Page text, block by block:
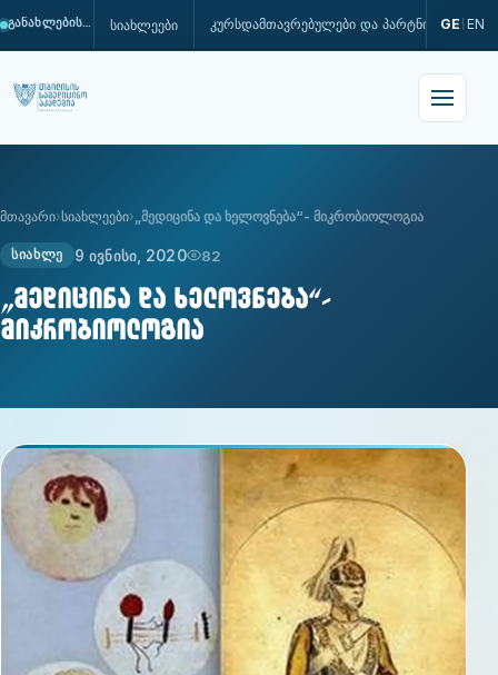
განახლების პროცესშია სიახლეები კურსდამთავრებულები და პარტნიორები
GE EN
მთავარი სიახლეები „მედიცინა და ხელოვნება“- მიკრობიოლოგია
ᲡᲘᲐᲮᲚᲔ 9 ივნისი, 2020 82
„მედიცინა და ხელოვნება“-
მიკრობიოლოგია